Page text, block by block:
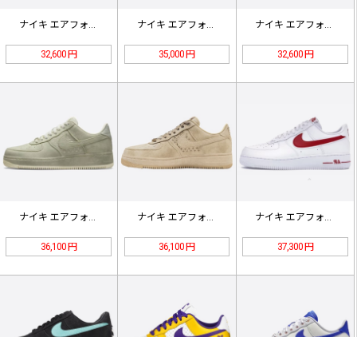
ナイキ エアフォース1 ロー "ジョ…
32,600 円
ナイキ エアフォース1 Mid '0…
35,000 円
ナイキ エアフォース 1 ロー '0…
32,600 円
36,100 円 36,100 円 37,300 円